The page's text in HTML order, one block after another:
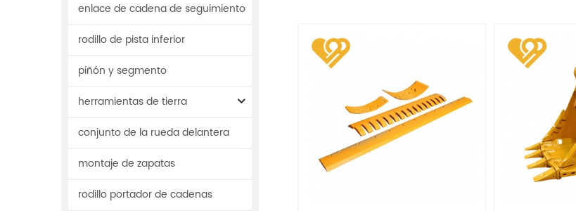
enlace de cadena de seguimiento
rodillo de pista inferior
piñón y segmento
herramientas de tierra
conjunto de la rueda delantera
montaje de zapatas
rodillo portador de cadenas